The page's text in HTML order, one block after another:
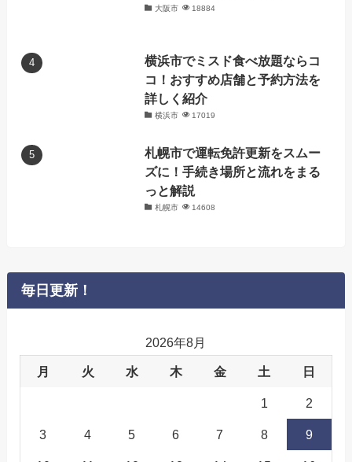
大阪市 18884
横浜市でミスド食べ放題ならコ
コ！おすすめ店舗と予約方法を
詳しく紹介
横浜市 17019
札幌市で運転免許更新をスムー
ズに！手続き場所と流れをまる
っと解説
札幌市 14608
毎日更新！
2026年8月
月 火 水 木 金 土 日
1 2
3 4 5 6 7 8 9